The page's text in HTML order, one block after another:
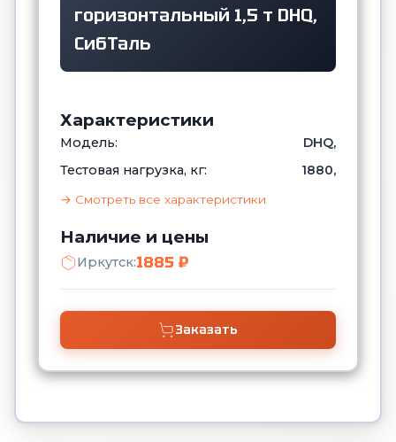
горизонтальный 1,5 т DHQ,
СибТаль
Характеристики
Модель:
DHQ,
Тестовая нагрузка, кг:
1880,
→ Смотреть все характеристики
Наличие и цены
Иркутск:1885 ₽
Заказать